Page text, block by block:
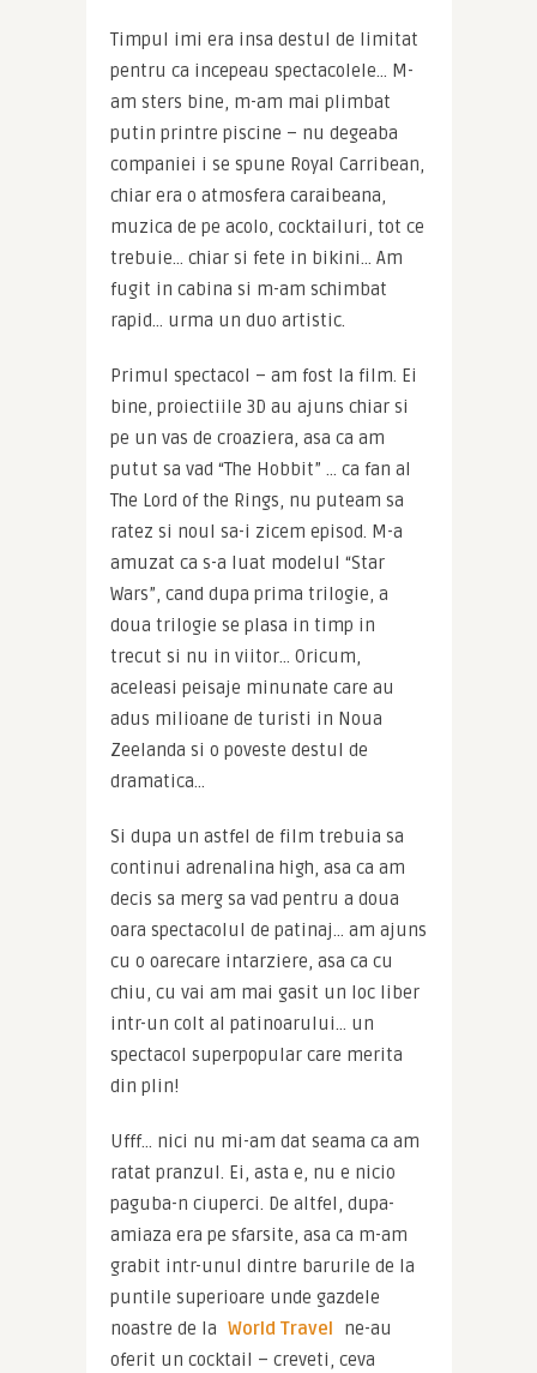
Timpul imi era insa destul de limitat
pentru ca incepeau spectacolele… M-
am sters bine, m-am mai plimbat
putin printre piscine – nu degeaba
companiei i se spune Royal Carribean,
chiar era o atmosfera caraibeana,
muzica de pe acolo, cocktailuri, tot ce
trebuie… chiar si fete in bikini… Am
fugit in cabina si m-am schimbat
rapid… urma un duo artistic.
Primul spectacol – am fost la film. Ei
bine, proiectiile 3D au ajuns chiar si
pe un vas de croaziera, asa ca am
putut sa vad “The Hobbit” … ca fan al
The Lord of the Rings, nu puteam sa
ratez si noul sa-i zicem episod. M-a
amuzat ca s-a luat modelul “Star
Wars”, cand dupa prima trilogie, a
doua trilogie se plasa in timp in
trecut si nu in viitor… Oricum,
aceleasi peisaje minunate care au
adus milioane de turisti in Noua
Zeelanda si o poveste destul de
dramatica…
Si dupa un astfel de film trebuia sa
continui adrenalina high, asa ca am
decis sa merg sa vad pentru a doua
oara spectacolul de patinaj… am ajuns
cu o oarecare intarziere, asa ca cu
chiu, cu vai am mai gasit un loc liber
intr-un colt al patinoarului… un
spectacol superpopular care merita
din plin!
Ufff… nici nu mi-am dat seama ca am
ratat pranzul. Ei, asta e, nu e nicio
paguba-n ciuperci. De altfel, dupa-
amiaza era pe sfarsite, asa ca m-am
grabit intr-unul dintre barurile de la
puntile superioare unde gazdele
noastre de la World Travel
ne-au
oferit un cocktail – creveti, ceva